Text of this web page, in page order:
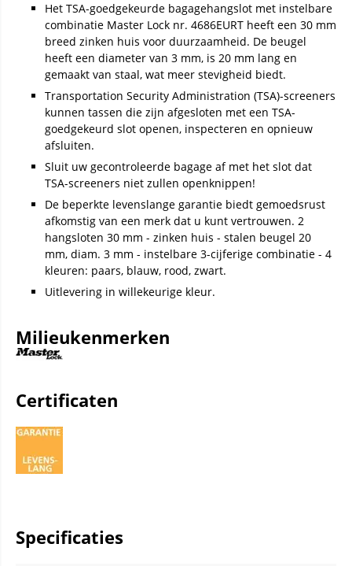
Het TSA-goedgekeurde bagagehangslot met instelbare
combinatie Master Lock nr. 4686EURT heeft een 30 mm
breed zinken huis voor duurzaamheid. De beugel
heeft een diameter van 3 mm, is 20 mm lang en
gemaakt van staal, wat meer stevigheid biedt.
Transportation Security Administration (TSA)-screeners
kunnen tassen die zijn afgesloten met een TSA-
goedgekeurd slot openen, inspecteren en opnieuw
afsluiten.
Sluit uw gecontroleerde bagage af met het slot dat
TSA-screeners niet zullen openknippen!
De beperkte levenslange garantie biedt gemoedsrust
afkomstig van een merk dat u kunt vertrouwen. 2
hangsloten 30 mm - zinken huis - stalen beugel 20
mm, diam. 3 mm - instelbare 3-cijferige combinatie - 4
kleuren: paars, blauw, rood, zwart.
Uitlevering in willekeurige kleur.
Milieukenmerken
Certificaten
Specificaties